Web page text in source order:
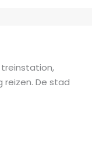
De stad